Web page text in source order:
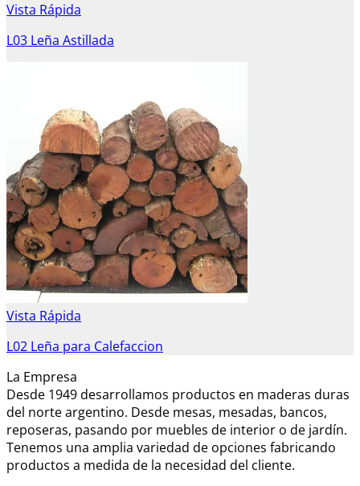
Vista Rápida
L03 Leña Astillada
Vista Rápida
L02 Leña para Calefaccion
La Empresa
Desde 1949 desarrollamos productos en maderas duras
del norte argentino. Desde mesas, mesadas, bancos,
reposeras, pasando por muebles de interior o de jardín.
Tenemos una amplia variedad de opciones fabricando
productos a medida de la necesidad del cliente.